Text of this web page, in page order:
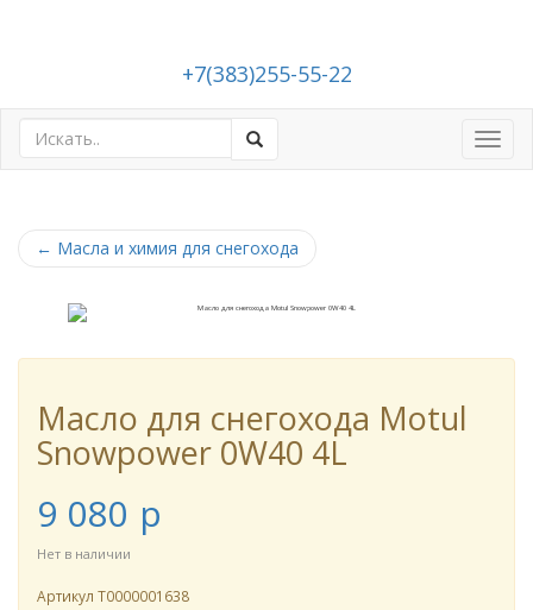
+7(383)255-55-22
← Масла и химия для снегохода
Масло для снегохода Motul
Snowpower 0W40 4L
9 080 p
Нет в наличии
Артикул Т0000001638